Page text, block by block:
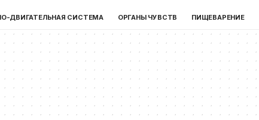
ДВИГАТЕЛЬНАЯ СИСТЕМА ОРГАНЫ ЧУВСТВ ПИЩЕВАРЕНИЕ